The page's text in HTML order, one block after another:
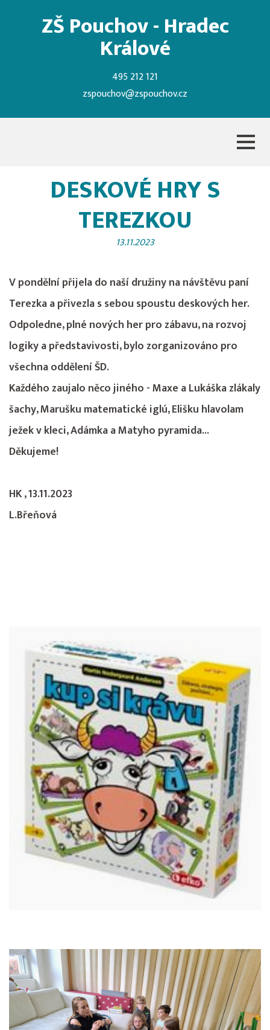
ZŠ Pouchov - Hradec
Králové
495 212 121
zspouchov@zspouchov.cz
DESKOVÉ HRY S
TEREZKOU
13.11.2023
V pondělní přijela do naší družiny na návštěvu paní
Terezka a přivezla s sebou spoustu deskových her.
Odpoledne, plné nových her pro zábavu, na rozvoj
logiky a představivosti, bylo zorganizováno pro
všechna oddělení ŠD.
Každého zaujalo něco jiného - Maxe a Lukáška zlákaly
šachy, Marušku matematické iglú, Elišku hlavolam
ježek v kleci, Adámka a Matyho pyramida...
Děkujeme!
HK , 13.11.2023
L.Břeňová